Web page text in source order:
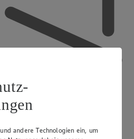
andere Technologien ein, um